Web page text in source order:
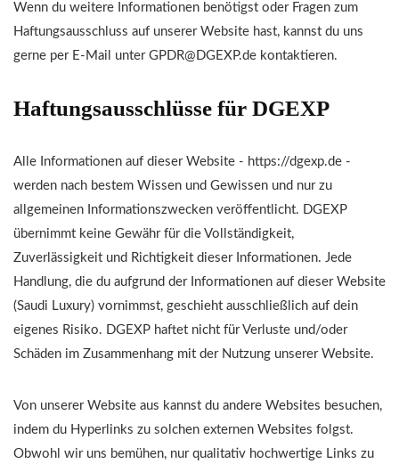
Wenn du weitere Informationen benötigst oder Fragen zum
Haftungsausschluss auf unserer Website hast, kannst du uns
gerne per E-Mail unter GPDR@DGEXP.de kontaktieren.
Haftungsausschlüsse für DGEXP
Alle Informationen auf dieser Website - https://dgexp.de -
werden nach bestem Wissen und Gewissen und nur zu
allgemeinen Informationszwecken veröffentlicht. DGEXP
übernimmt keine Gewähr für die Vollständigkeit,
Zuverlässigkeit und Richtigkeit dieser Informationen. Jede
Handlung, die du aufgrund der Informationen auf dieser Website
(Saudi Luxury) vornimmst, geschieht ausschließlich auf dein
eigenes Risiko. DGEXP haftet nicht für Verluste und/oder
Schäden im Zusammenhang mit der Nutzung unserer Website.
Von unserer Website aus kannst du andere Websites besuchen,
indem du Hyperlinks zu solchen externen Websites folgst.
Obwohl wir uns bemühen, nur qualitativ hochwertige Links zu